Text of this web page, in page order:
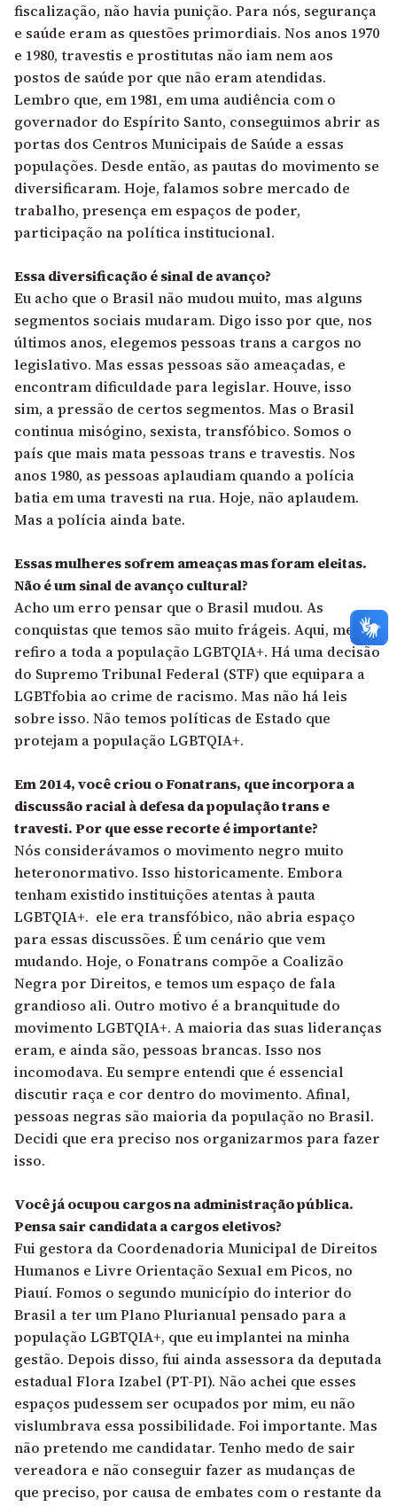
fiscalização, não havia punição. Para nós, segurança
e saúde eram as questões primordiais. Nos anos 1970
e 1980, travestis e prostitutas não iam nem aos
postos de saúde por que não eram atendidas.
Lembro que, em 1981, em uma audiência com o
governador do Espírito Santo, conseguimos abrir as
portas dos Centros Municipais de Saúde a essas
populações. Desde então, as pautas do movimento se
diversificaram. Hoje, falamos sobre mercado de
trabalho, presença em espaços de poder,
participação na política institucional.
Essa diversificação é sinal de avanço?
Eu acho que o Brasil não mudou muito, mas alguns
segmentos sociais mudaram. Digo isso por que, nos
últimos anos, elegemos pessoas trans a cargos no
legislativo. Mas essas pessoas são ameaçadas, e
encontram dificuldade para legislar. Houve, isso
sim, a pressão de certos segmentos. Mas o Brasil
continua misógino, sexista, transfóbico. Somos o
país que mais mata pessoas trans e travestis. Nos
anos 1980, as pessoas aplaudiam quando a polícia
batia em uma travesti na rua. Hoje, não aplaudem.
Mas a polícia ainda bate.
Essas mulheres sofrem ameaças mas foram eleitas.
Não é um sinal de avanço cultural?
Acho um erro pensar que o Brasil mudou. As
conquistas que temos são muito frágeis. Aqui, me
refiro a toda a população LGBTQIA+. Há uma decisão
do Supremo Tribunal Federal (STF) que equipara a
LGBTfobia ao crime de racismo. Mas não há leis
sobre isso. Não temos políticas de Estado que
protejam a população LGBTQIA+.
Em 2014, você criou o Fonatrans, que incorpora a
discussão racial à defesa da população trans e
travesti. Por que esse recorte é importante?
Nós considerávamos o movimento negro muito
heteronormativo. Isso historicamente. Embora
tenham existido instituições atentas à pauta
LGBTQIA+. ele era transfóbico, não abria espaço
para essas discussões. É um cenário que vem
mudando. Hoje, o Fonatrans compõe a Coalizão
Negra por Direitos, e temos um espaço de fala
grandioso ali. Outro motivo é a branquitude do
movimento LGBTQIA+. A maioria das suas lideranças
eram, e ainda são, pessoas brancas. Isso nos
incomodava. Eu sempre entendi que é essencial
discutir raça e cor dentro do movimento. Afinal,
pessoas negras são maioria da população no Brasil.
Decidi que era preciso nos organizarmos para fazer
isso.
Você já ocupou cargos na administração pública.
Pensa sair candidata a cargos eletivos?
Fui gestora da Coordenadoria Municipal de Direitos
Humanos e Livre Orientação Sexual em Picos, no
Piauí. Fomos o segundo município do interior do
Brasil a ter um Plano Plurianual pensado para a
população LGBTQIA+, que eu implantei na minha
gestão. Depois disso, fui ainda assessora da deputada
estadual Flora Izabel (PT-PI). Não achei que esses
espaços pudessem ser ocupados por mim, eu não
vislumbrava essa possibilidade. Foi importante. Mas
não pretendo me candidatar. Tenho medo de sair
vereadora e não conseguir fazer as mudanças de
que preciso, por causa de embates com o restante da